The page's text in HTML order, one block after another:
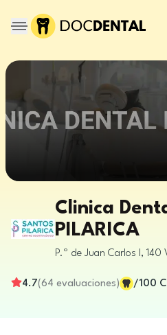
Clinica
PILARICA
P.º de Juan Carlos I, 140
4.7(64 evaluaciones) /100